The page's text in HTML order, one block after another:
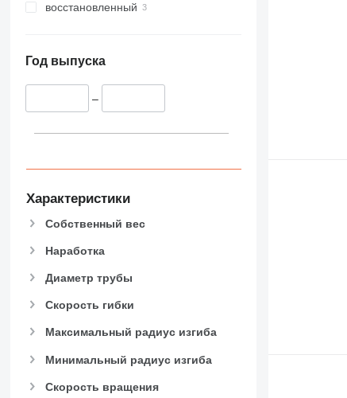
восстановленный
Год выпуска
–
Характеристики
Собственный вес
Наработка
Диаметр трубы
Скорость гибки
Максимальный радиус изгиба
Минимальный радиус изгиба
Скорость вращения